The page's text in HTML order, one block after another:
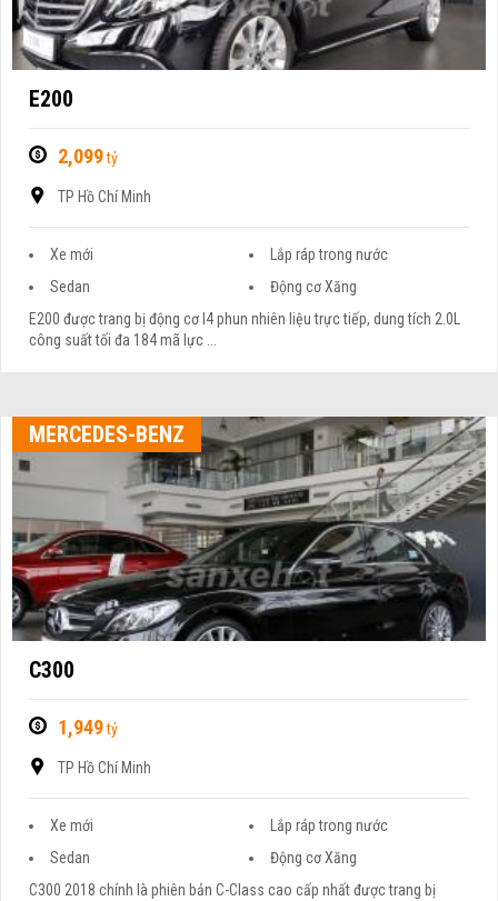
E200
2,099tỷ
TP Hồ Chí Minh
Xe mới
Lắp ráp trong nước
Sedan
Động cơ Xăng
E200 được trang bị động cơ I4 phun nhiên liệu trực tiếp, dung tích 2.0L
công suất tối đa 184 mã lực ...
MERCEDES-BENZ
C300
1,949tỷ
TP Hồ Chí Minh
Xe mới
Lắp ráp trong nước
Sedan
Động cơ Xăng
C300 2018 chính là phiên bản C-Class cao cấp nhất được trang bị